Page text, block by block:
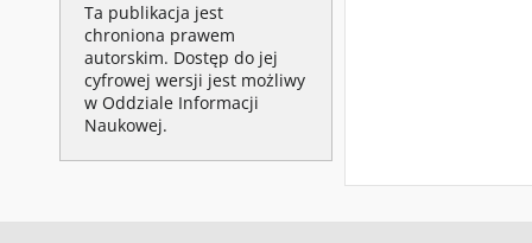
Ta publikacja jest
chroniona prawem
autorskim. Dostęp do jej
cyfrowej wersji jest możliwy
w Oddziale Informacji
Naukowej.